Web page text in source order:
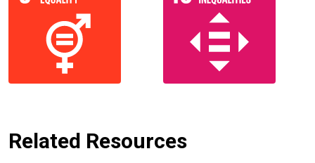
Related Resources